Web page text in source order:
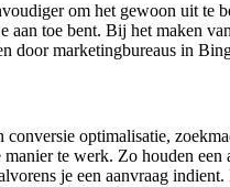
om het gewoon uit te
aan toe bent. Bij het maken
door marketingbureaus in
optimalisatie,
te werk. Zo houden een
je een aanvraag